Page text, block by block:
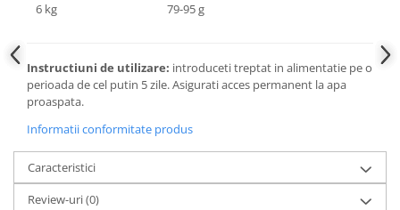
6 kg
79-95 g
Instructiuni de utilizare: introduceti treptat in alimentatie pe o
perioada de cel putin 5 zile. Asigurati acces permanent la apa
proaspata.
Informatii conformitate produs
Caracteristici
Review-uri(0)